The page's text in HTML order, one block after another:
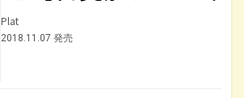
Plat
2018.11.07 発売